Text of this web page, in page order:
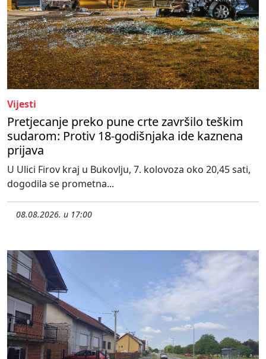
Vijesti
Pretjecanje preko pune crte završilo teškim
sudarom: Protiv 18-godišnjaka ide kaznena
prijava
U Ulici Firov kraj u Bukovlju, 7. kolovoza oko 20,45 sati,
dogodila se prometna...
08.08.2026. u 17:00